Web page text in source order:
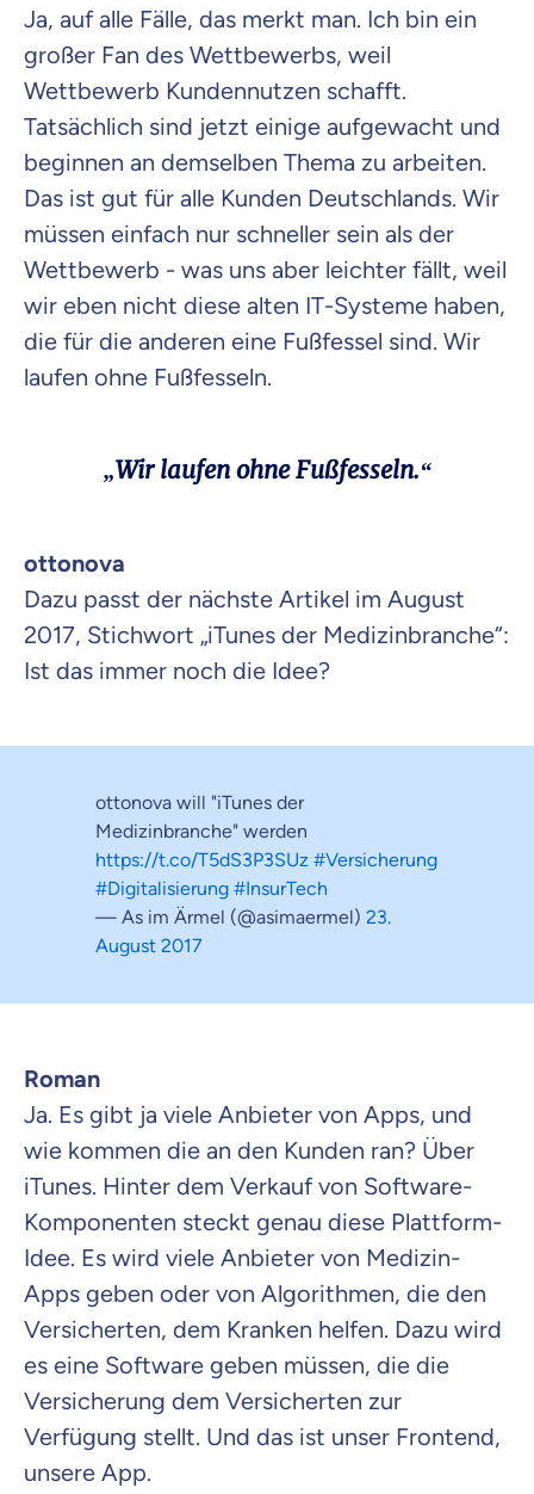
Ja, auf alle Fälle, das merkt man. Ich bin ein
großer Fan des Wettbewerbs, weil
Wettbewerb Kundennutzen schafft.
Tatsächlich sind jetzt einige aufgewacht und
beginnen an demselben Thema zu arbeiten.
Das ist gut für alle Kunden Deutschlands. Wir
müssen einfach nur schneller sein als der
Wettbewerb - was uns aber leichter fällt, weil
wir eben nicht diese alten IT-Systeme haben,
die für die anderen eine Fußfessel sind. Wir
laufen ohne Fußfesseln.
„Wir laufen ohne Fußfesseln.“
ottonova
Dazu passt der nächste Artikel im August
2017, Stichwort „iTunes der Medizinbranche“:
Ist das immer noch die Idee?
ottonova will "iTunes der
Medizinbranche" werden
https://t.co/T5dS3P3SUz #Versicherung
#Digitalisierung #InsurTech
— As im Ärmel (@asimaermel) 23.
August 2017
Roman
Ja. Es gibt ja viele Anbieter von Apps, und
wie kommen die an den Kunden ran? Über
iTunes. Hinter dem Verkauf von Software-
Komponenten steckt genau diese Plattform-
Idee. Es wird viele Anbieter von Medizin-
Apps geben oder von Algorithmen, die den
Versicherten, dem Kranken helfen. Dazu wird
es eine Software geben müssen, die die
Versicherung dem Versicherten zur
Verfügung stellt. Und das ist unser Frontend,
unsere App.